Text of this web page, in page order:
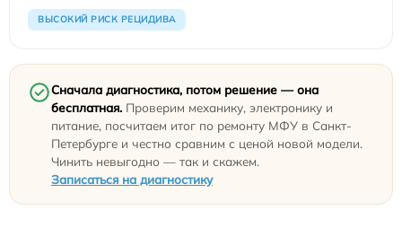
ВЫСОКИЙ РИСК РЕЦИДИВА
Сначала диагностика, потом решение — она
бесплатная. Проверим механику, электронику и
питание, посчитаем итог по ремонту МФУ в Санкт-
Петербурге и честно сравним с ценой новой модели.
Чинить невыгодно — так и скажем.
Записаться на диагностику